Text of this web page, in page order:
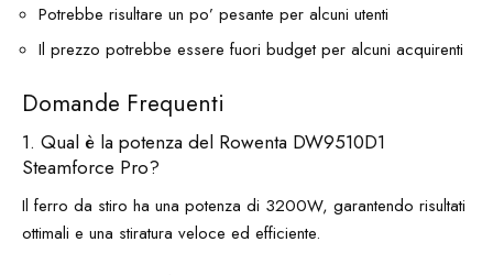
Potrebbe risultare un po’ pesante per alcuni utenti
Il prezzo potrebbe essere fuori budget per alcuni acquirenti
Domande Frequenti
1. Qual è la potenza del Rowenta DW9510D1
Steamforce Pro?
Il ferro da stiro ha una potenza di 3200W, garantendo risultati
ottimali e una stiratura veloce ed efficiente.